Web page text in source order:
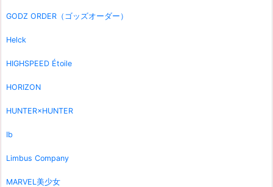
GODZ ORDER（ゴッズオーダー）
Helck
HIGHSPEED Étoile
HORIZON
HUNTER×HUNTER
Ib
Limbus Company
MARVEL美少女